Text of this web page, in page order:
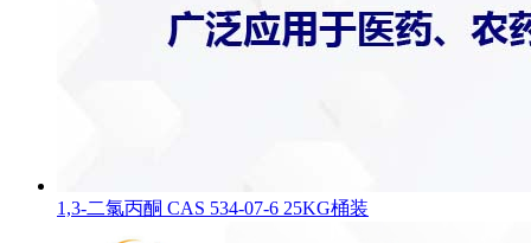
1,3-二氯丙酮 CAS 534-07-6 25KG桶装